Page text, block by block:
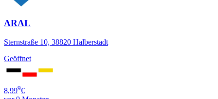
ARAL
Sternstraße 10, 38820 Halberstadt
Geöffnet
8,999€